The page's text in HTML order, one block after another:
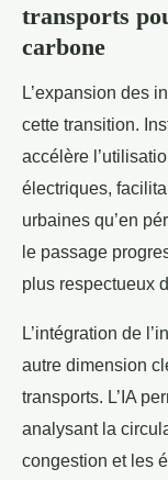
transports
carbone
L’expansion des
cette transition.
accélère
électriques,
urbaines qu’en
le passage
plus respectueux
L’intégration de
autre dimension
transports. L’IA
analysant la
congestion et les